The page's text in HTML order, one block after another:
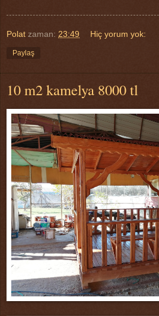
Polat zaman: 23:49 Hiç yorum yok:
Paylaş
10 m2 kamelya 8000 tl